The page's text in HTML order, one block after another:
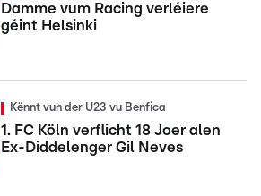
Damme vum Racing verléiere
géint Helsinki
Kënnt vun der U23 vu Benfica
1. FC Köln verflicht 18 Joer alen
Ex-Diddelenger Gil Neves